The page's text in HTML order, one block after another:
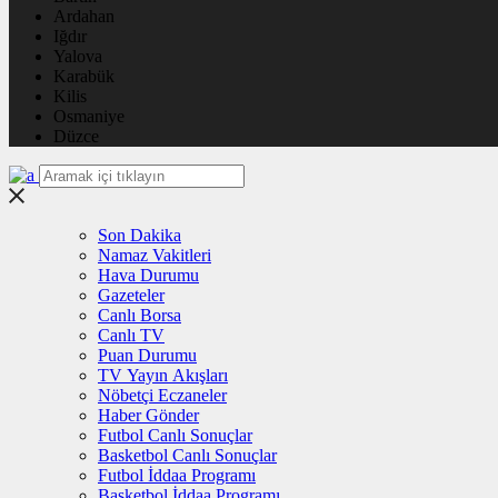
Ardahan
Iğdır
Yalova
Karabük
Kilis
Osmaniye
Düzce
Son Dakika
Namaz Vakitleri
Hava Durumu
Gazeteler
Canlı Borsa
Canlı TV
Puan Durumu
TV Yayın Akışları
Nöbetçi Eczaneler
Haber Gönder
Futbol Canlı Sonuçlar
Basketbol Canlı Sonuçlar
Futbol İddaa Programı